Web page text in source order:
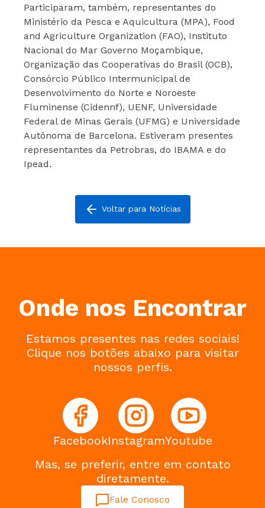
Participaram, também, representantes do
Ministério da Pesca e Aquicultura (MPA), Food
and Agriculture Organization (FAO), Instituto
Nacional do Mar Governo Moçambique,
Organização das Cooperativas do Brasil (OCB),
Consórcio Público Intermunicipal de
Desenvolvimento do Norte e Noroeste
Fluminense (Cidennf), UENF, Universidade
Federal de Minas Gerais (UFMG) e Universidade
Autônoma de Barcelona. Estiveram presentes
representantes da Petrobras, do IBAMA e do
Ipead.
Voltar para Notícias
Onde nos Encontrar
Estamos presentes nas redes sociais!
Clique nos botões abaixo para visitar
nossos perfis.
FacebookInstagramYoutube
Mas, se preferir, entre em contato
diretamente.
Fale Conosco